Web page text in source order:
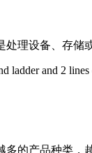
理设备、存储
多的产品种类